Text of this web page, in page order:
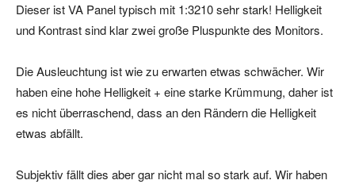
Dieser ist VA Panel typisch mit 1:3210 sehr stark! Helligkeit
und Kontrast sind klar zwei große Pluspunkte des Monitors.
Die Ausleuchtung ist wie zu erwarten etwas schwächer. Wir
haben eine hohe Helligkeit + eine starke Krümmung, daher ist
es nicht überraschend, dass an den Rändern die Helligkeit
etwas abfällt.
Subjektiv fällt dies aber gar nicht mal so stark auf. Wir haben